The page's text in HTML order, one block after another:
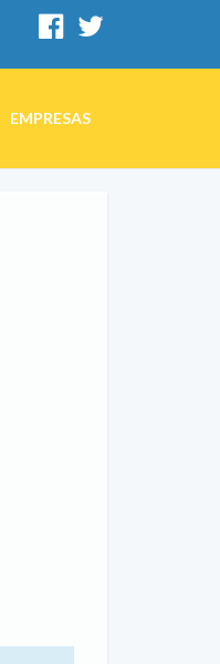
Facebook
EMPRESAS